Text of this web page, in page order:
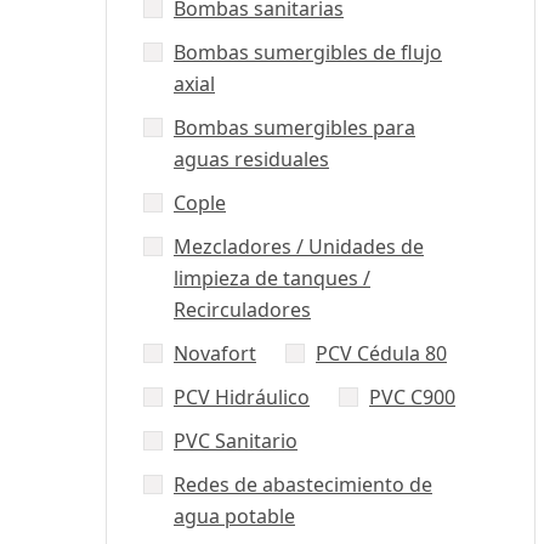
Bombas sanitarias
Bombas sumergibles de flujo
axial
Bombas sumergibles para
aguas residuales
Cople
Mezcladores / Unidades de
limpieza de tanques /
Recirculadores
Novafort
PCV Cédula 80
PCV Hidráulico
PVC C900
PVC Sanitario
Redes de abastecimiento de
agua potable